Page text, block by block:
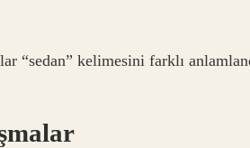
“sedan” kelimesini farklı